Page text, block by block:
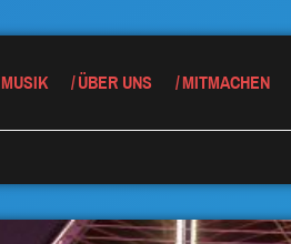
MUSIK ÜBER UNS MITMACHEN